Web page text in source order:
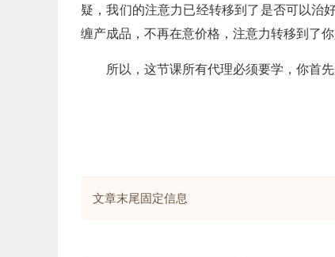
疑，我们的注意力已经转移到了是否可以治
缠产成品，不再在意价格，注意力转移到了
所以，这节课所有代理必须要学，你首
文章末尾固定信息